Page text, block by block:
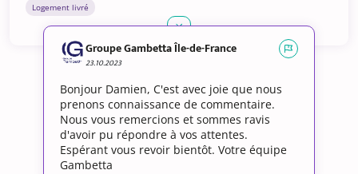
Logement livré
Groupe Gambetta Île-de-France
23.10.2023
Bonjour Damien, C'est avec joie que nous
prenons connaissance de commentaire.
Nous vous remercions et sommes ravis
d'avoir pu répondre à vos attentes.
Espérant vous revoir bientôt. Votre équipe
Gambetta